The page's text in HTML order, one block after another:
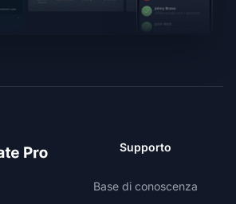
Supporto
Base di conoscenza